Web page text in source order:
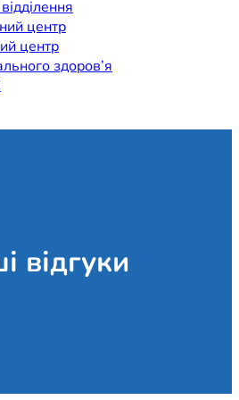
центр
центр
здоров’я
відгуки